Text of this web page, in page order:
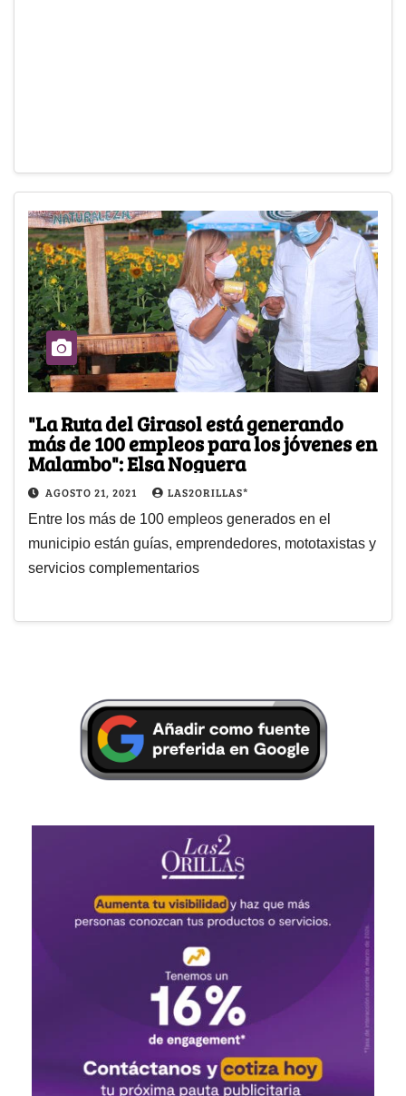
"La Ruta del Girasol está generando
más de 100 empleos para los jóvenes en
Malambo": Elsa Noguera
AGOSTO 21, 2021 LAS2ORILLAS*
Entre los más de 100 empleos generados en el
municipio están guías, emprendedores, mototaxistas y
servicios complementarios